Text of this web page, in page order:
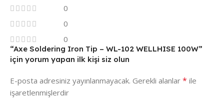
0
0
0
“Axe Soldering Iron Tip – WL-102 WELLHISE 100W”
için yorum yapan ilk kişi siz olun
E-posta adresiniz yayınlanmayacak. Gerekli alanlar * ile
işaretlenmişlerdir